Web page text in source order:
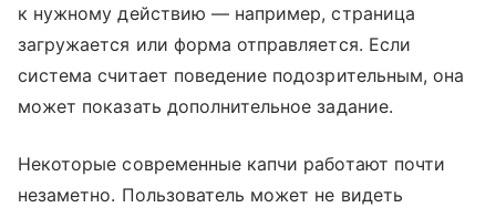
к нужному действию — например, страница
загружается или форма отправляется. Если
система считает поведение подозрительным, она
может показать дополнительное задание.
Некоторые современные капчи работают почти
незаметно. Пользователь может не видеть